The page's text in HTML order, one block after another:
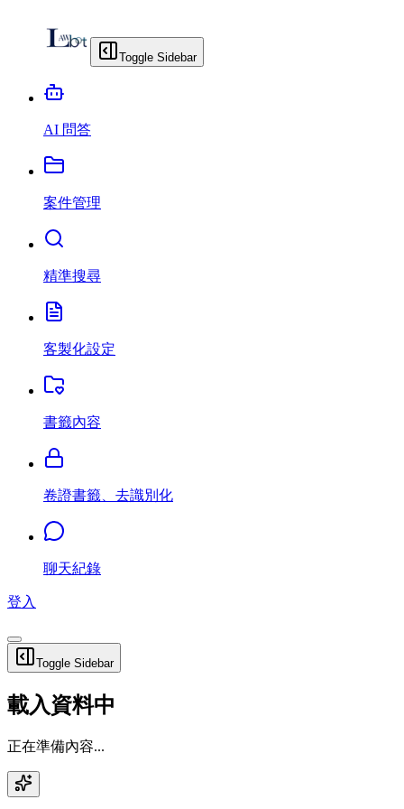
Toggle Sidebar
AI 問答
案件管理
精準搜尋
客製化設定
書籤內容
卷證書籤、去識別化
聊天紀錄
登入
Toggle Sidebar
載入資料中
正在準備內容...